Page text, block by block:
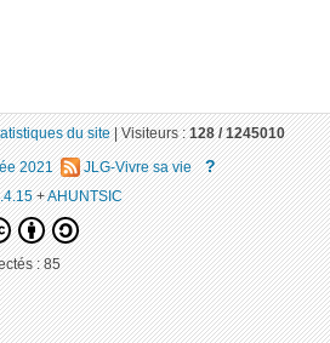
du site|Visiteurs :128 / 1245010
2021 JLG-Vivre sa vie ?
+AHUNTSIC
:85